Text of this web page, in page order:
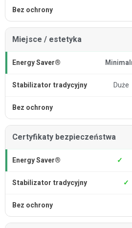
Miejsce / estetyka
Duże
Certyfikaty bezpieczeństwa
✓
✓